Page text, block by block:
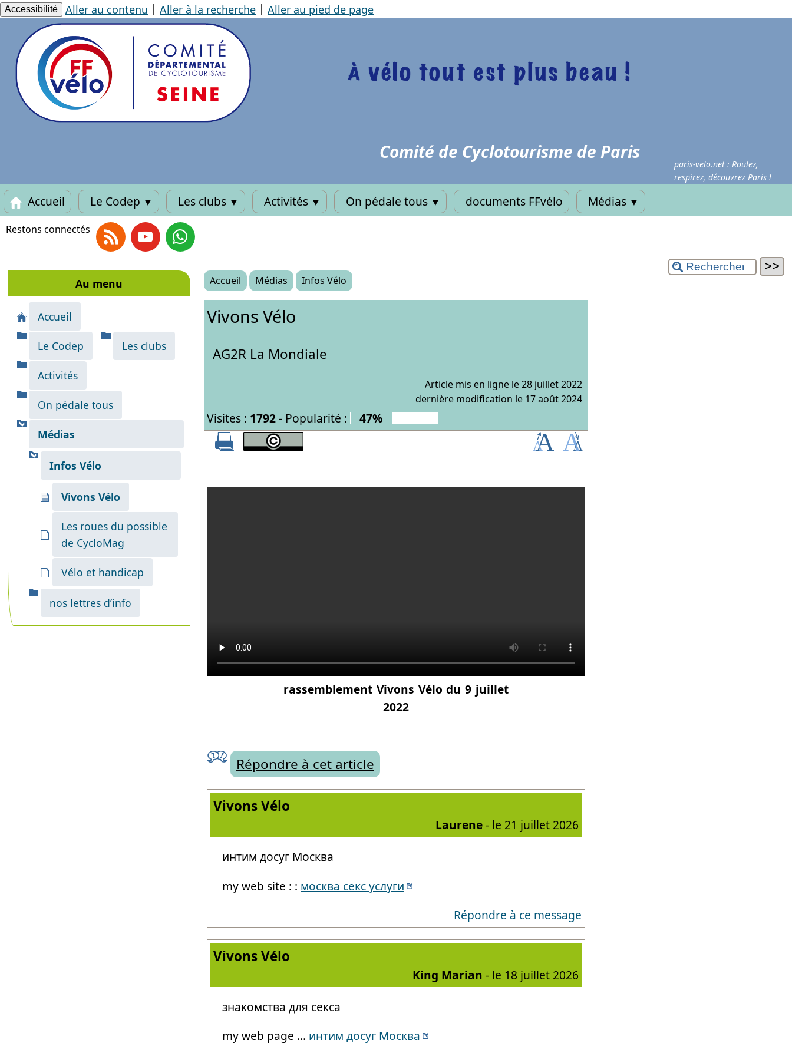
Accessibilité Aller au contenu | Aller à la recherche | Aller au pied de page
Comité de Cyclotourisme de Paris
paris-velo.net : Roulez,
respirez, découvrez Paris !
Accueil Le Codep ▼ Les clubs ▼ Activités ▼ On pédale tous ▼ documents FFvélo Médias ▼
Restons connectés
Panneau de gestion des cookies
Accueil Médias Infos Vélo
Vivons Vélo
AG2R La Mondiale
Article mis en ligne le28 juillet 2022
dernière modification le 17 août 2024
Visites : 1792- Popularité : 47%
rassemblement Vivons Vélo du 9 juillet
2022
Répondre à cet article
Vivons Vélo
Laurene- le 21 juillet 2026
интим досуг Москва
my web site : : москва секс услуги
Répondre à ce message
Vivons Vélo
King Marian - le 18 juillet 2026
знакомства для секса
my web page ... интим досуг Москва
Au menu
Accueil
Le Codep Les clubs
Activités
On pédale tous
Médias
Infos Vélo
Vivons Vélo
Les roues du possible
de CycloMag
Vélo et handicap
nos lettres d’info